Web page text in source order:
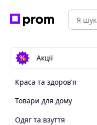
Акції
Краса та здоров'я
Товари для дому
Одяг та взуття